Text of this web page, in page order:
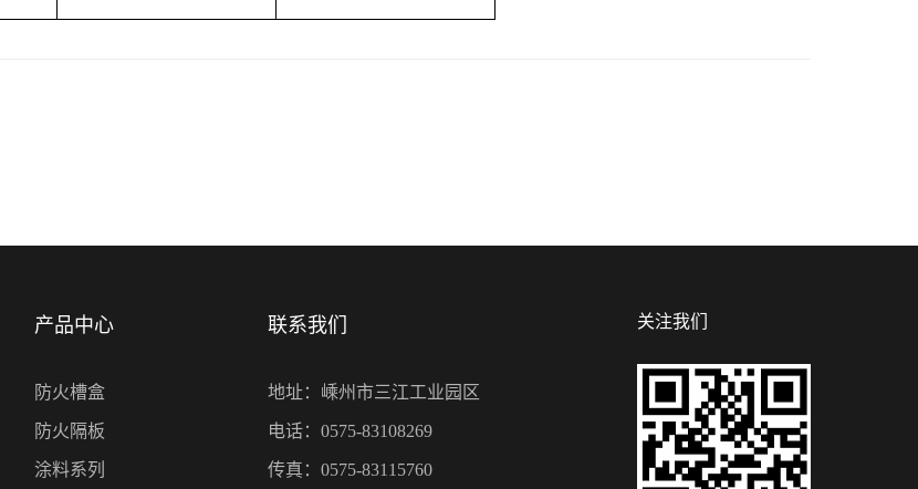
产品中心
防火槽盒
防火隔板
涂料系列
联系我们
地址：嵊州市三江工业园区
电话：0575-83108269
传真：0575-83115760
关注我们